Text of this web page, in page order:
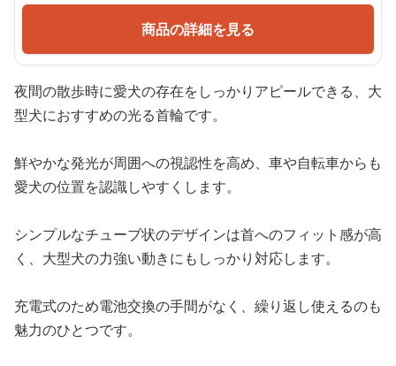
商品の詳細を見る
夜間の散歩時に愛犬の存在をしっかりアピールできる、大
型犬におすすめの光る首輪です。
鮮やかな発光が周囲への視認性を高め、車や自転車からも
愛犬の位置を認識しやすくします。
シンプルなチューブ状のデザインは首へのフィット感が高
く、大型犬の力強い動きにもしっかり対応します。
充電式のため電池交換の手間がなく、繰り返し使えるのも
魅力のひとつです。